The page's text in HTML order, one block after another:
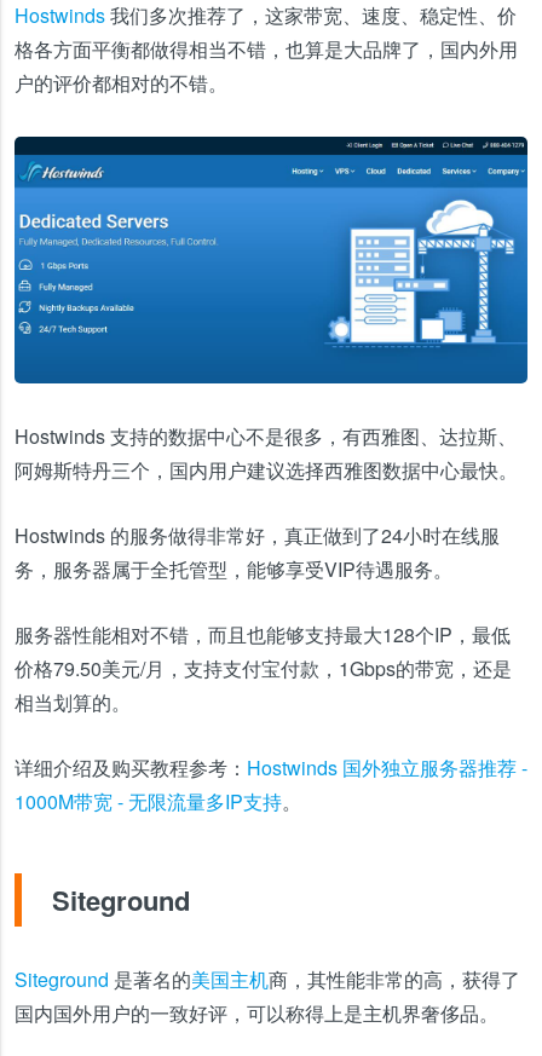
Hostwinds我们多次推荐了，这家带宽、速度、稳定性、价
格各方面平衡都做得相当不错，也算是大品牌了，国内外用
户的评价都相对的不错。
Hostwinds 支持的数据中心不是很多，有西雅图、达拉斯、
阿姆斯特丹三个，国内用户建议选择西雅图数据中心最快。
Hostwinds 的服务做得非常好，真正做到了24小时在线服
务，服务器属于全托管型，能够享受VIP待遇服务。
服务器性能相对不错，而且也能够支持最大128个IP，最低
价格79.50美元/月，支持支付宝付款，1Gbps的带宽，还是
相当划算的。
详细介绍及购买教程参考： Hostwinds 国外独立服务器推荐 -
1000M带宽 - 无限流量多IP支持。
Siteground
Siteground 是著名的美国主机商，其性能非常的高，获得了
国内国外用户的一致好评，可以称得上是主机界奢侈品。